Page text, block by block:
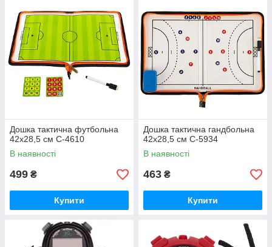
Дошка тактична футбольна
42x28,5 см C-4610
В наявності
499 ₴
Купити
Дошка тактична гандбольна
42x28,5 см C-5934
В наявності
463 ₴
Купити